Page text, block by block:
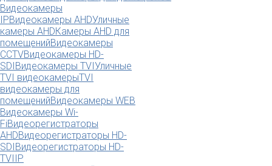
Видеокамеры
IPВидеокамеры AHDУличные
камеры AHDКамеры AHD для
помещенийВидеокамеры
CCTVВидеокамеры HD-
SDIВидеокамеры TVIУличные
TVI видеокамерыTVI
видеокамеры для
помещенийВидеокамеры WEB
Видеокамеры Wi-
FiВидеорегистраторы
AHDВидеорегистраторы HD-
SDIВидеорегистраторы HD-
TVI IP